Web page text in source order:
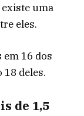
uma
eles.
16 dos
18 deles.
de 1,5